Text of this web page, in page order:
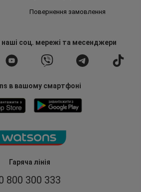
Гаряча лінія
800 300 333
Повернення замовлення
соц. мережі та месенджери
в вашому смартфоні